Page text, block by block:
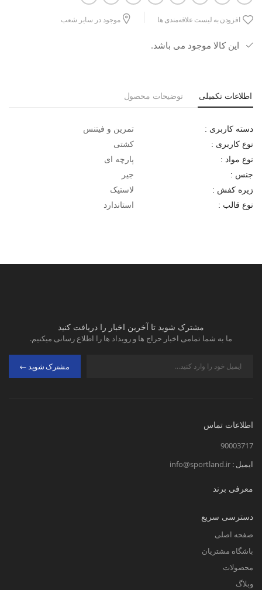
افزودن به لیست علاقه‌مندی ها موجود در سایر شعب
این کالا موجود می باشد.
اطلاعات تکمیلی توضیحات محصول
دسته کاربری : تمرین و فیتنس
نوع کاربری : کشتی
نوع مواد : پارچه ای
جنس : جیر
زیره کفش : لاستیک
نوع قالب : استاندارد
مشترک شوید تا آخرین اخبار را دریافت کنید
ما به شما تمامی اخبار حراج ها و رویداد ها را اطلاع رسانی میکنیم.
مشترک شوید
اطلاعات تماس
90003717
ایمیل : info@sportland.ir
معرفی برند
دسترسی سریع
صفحه اصلی
باشگاه مشتریان
محصولات
وبلاگ